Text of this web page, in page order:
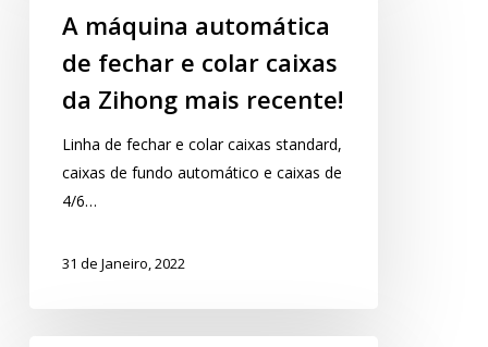
A máquina automática
de fechar e colar caixas
da Zihong mais recente!
Linha de fechar e colar caixas standard,
caixas de fundo automático e caixas de
4/6…
31 de Janeiro, 2022